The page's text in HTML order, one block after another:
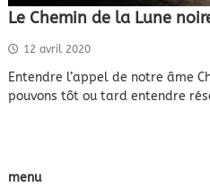
Le Chemin de la Lune
12 avril 2020
Entendre l’appel de notre âme
pouvons tôt ou tard entendre
menu